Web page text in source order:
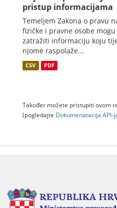
pristup informacijama
Temeljem Zakona o pravu
fizičke i pravne osobe
zatražiti informaciju koju
njome raspolaže...
CSV PDF
Također možete pristupiti ovom
(pogledajte Dokumenаtаcijа API-